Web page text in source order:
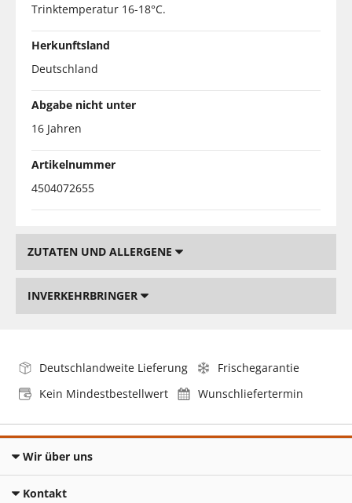
Trinktemperatur 16-18°C.
Herkunftsland
Deutschland
Abgabe nicht unter
16 Jahren
Artikelnummer
4504072655
ZUTATEN UND ALLERGENE
INVERKEHRBRINGER
Deutschlandweite Lieferung
Frischegarantie
Kein Mindestbestellwert
Wunschliefertermin
Wir über uns
Kontakt